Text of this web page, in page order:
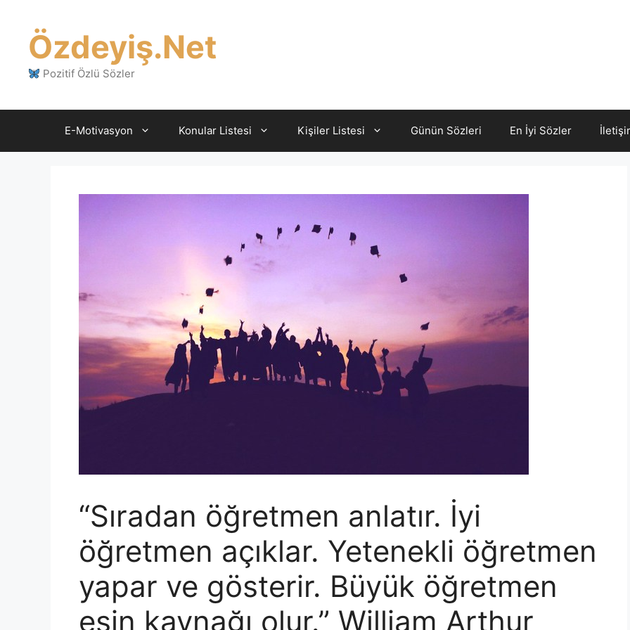
Özdeyiş.Net
Pozitif Özlü Sözler
E-Motivasyon Konular Listesi Kişiler Listesi Günün Sözleri En İyi Sözler
“Sıradan öğretmen anlatır. İyi
öğretmen açıklar. Yetenekli öğretmen
yapar ve gösterir. Büyük öğretmen
esin kaynağı olur.” William Arthur